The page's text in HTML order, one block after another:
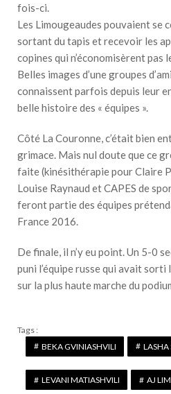
fois-ci.
Les Limougeaudes pouvaient se
sortant du tapis et recevoir les
copines qui n’économisèrent pas
Belles images d’une groupes
connaissent parfois depuis leur
belle histoire des « équipes ».
Côté La Couronne, c’était bien
grimace. Mais nul doute que ce
faite (kinésithérapie pour Claire
Louise Raynaud et CAPES de
feront partie des équipes
France 2016.
De finale, il n’y eu point. Un 5-0
puni l’équipe russe qui avait sorti
sur la plus haute marche du
Tags :
BEKA GVINIASHVILI
LASHA
LEVANI MATIASHVILI AJ